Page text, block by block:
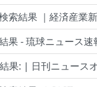
索結果 ｜経済産業
果 - 琉球ニュース速
果: | 日刊ニュース